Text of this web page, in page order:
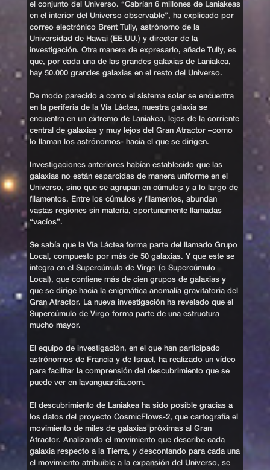
el conjunto del Universo. “Cabrían 6 millones de Laniakeas
en el interior del Universo observable”, ha explicado por
correo electrónico Brent Tully, astrónomo de la
Universidad de Hawai (EE.UU.) y director de la
investigación. Otra manera de expresarlo, añade Tully, es
que, por cada una de las grandes galaxias de Laniakea,
hay 50.000 grandes galaxias en el resto del Universo.
De modo parecido a como el sistema solar se encuentra
en la periferia de la Vía Láctea, nuestra galaxia se
encuentra en un extremo de Laniakea, lejos de la corriente
central de galaxias y muy lejos del Gran Atractor –como
lo llaman los astrónomos- hacia el que se dirigen.
Investigaciones anteriores habían establecido que las
galaxias no están esparcidas de manera uniforme en el
Universo, sino que se agrupan en cúmulos y a lo largo de
filamentos. Entre los cúmulos y filamentos, abundan
vastas regiones sin materia, oportunamente llamadas
“vacíos”.
Se sabía que la Vía Láctea forma parte del llamado Grupo
Local, compuesto por más de 50 galaxias. Y que este se
integra en el Supercúmulo de Virgo (o Supercúmulo
Local), que contiene más de cien grupos de galaxias y
que se dirige hacia la enigmática anomalía gravitatoria del
Gran Atractor. La nueva investigación ha revelado que el
Supercúmulo de Virgo forma parte de una estructura
mucho mayor.
El equipo de investigación, en el que han participado
astrónomos de Francia y de Israel, ha realizado un vídeo
para facilitar la comprensión del descubrimiento que se
puede ver en lavanguardia.com.
El descubrimiento de Laniakea ha sido posible gracias a
los datos del proyecto CosmicFlows-2, que cartografía el
movimiento de miles de galaxias próximas al Gran
Atractor. Analizando el movimiento que describe cada
galaxia respecto a la Tierra, y descontando para cada una
el movimiento atribuible a la expansión del Universo, se